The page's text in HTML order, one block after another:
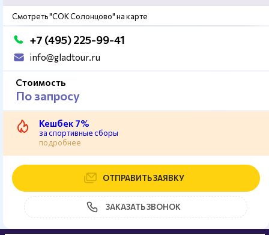
Смотреть "СОК Солонцово" на карте
+7 (495) 225-99-41
info@gladtour.ru
Стоимость
По запросу
Кешбек 7%
за спортивные сборы
подробнее
ОТПРАВИТЬ ЗАЯВКУ
ЗАКАЗАТЬ ЗВОНОК